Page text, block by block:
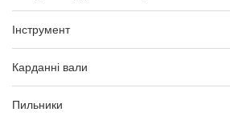
Інструмент
Карданні вали
Пильники